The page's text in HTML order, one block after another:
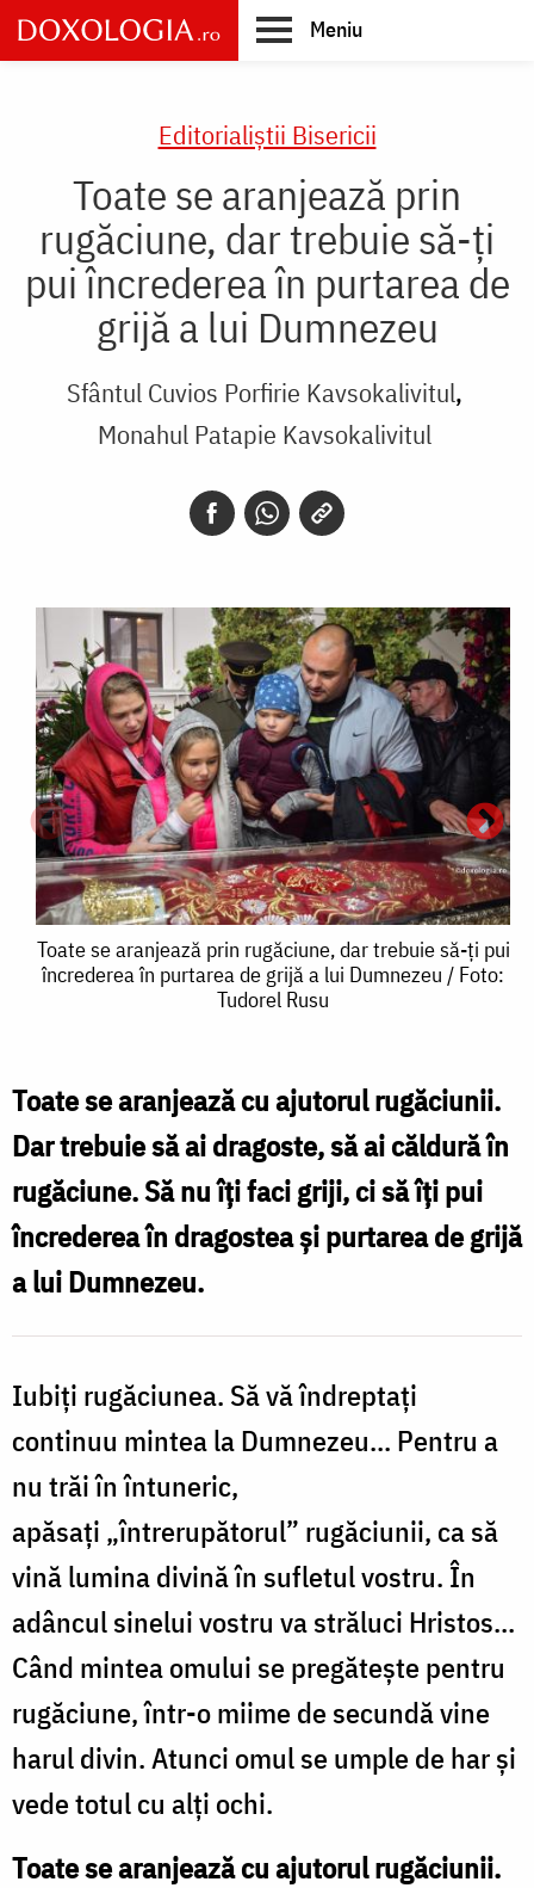
Skip
to
main
Meniu
Editorialiștii Bisericii
Toate se aranjează prin
rugăciune, dar trebuie să-ți
pui încrederea în purtarea de
grijă a lui Dumnezeu
Sfântul Cuvios Porfirie Kavsokalivitul
Monahul Patapie Kavsokalivitul
Toate
se
rugăciune,
dar
trebuie
să-
ți
în
purtarea
de
grijă
a
lui
Dumnezeu
Foto:
Rusu
Toate se aranjează prin rugăciune, dar trebuie să-ți pui
încrederea în purtarea de grijă a lui Dumnezeu / Foto:
Tudorel Rusu
Toate se aranjează cu ajutorul rugăciunii.
Dar trebuie să ai dragoste, să ai căldură în
rugăciune. Să nu îți faci griji, ci să îți pui
încrederea în dragostea și purtarea de grijă
a lui Dumnezeu.
Iubiți rugăciunea. Să vă îndreptați
continuu mintea la Dumnezeu... Pentru a
nu trăi în întuneric,
apăsați „întrerupătorul” rugăciunii, ca să
vină lumina divină în sufletul vostru. În
adâncul sinelui vostru va străluci Hristos...
Când mintea omului se pregătește pentru
rugăciune, într-o miime de secundă vine
harul divin. Atunci omul se umple de har și
vede totul cu alți ochi.
Toate se aranjează cu ajutorul rugăciunii.